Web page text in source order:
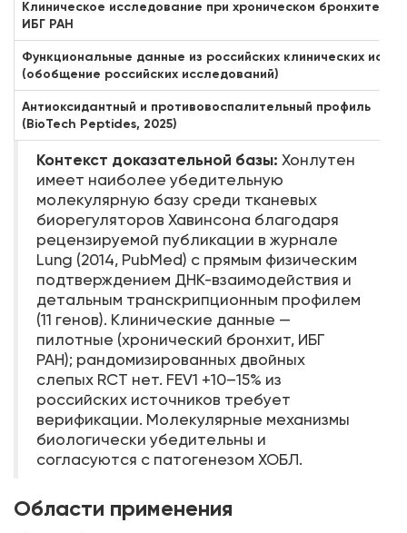
Клиническое исследование при хроническом бронхите
ИБГ РАН
Функциональные данные из российских клинических
(обобщение российских исследований)
Антиоксидантный и противовоспалительный профиль
(BioTech Peptides, 2025)
Контекст доказательной базы: Хонлутен
имеет наиболее убедительную
молекулярную базу среди тканевых
биорегуляторов Хавинсона благодаря
рецензируемой публикации в журнале
Lung (2014, PubMed) с прямым физическим
подтверждением ДНК-взаимодействия и
детальным транскрипционным профилем
(11 генов). Клинические данные —
пилотные (хронический бронхит, ИБГ
РАН); рандомизированных двойных
слепых RCT нет. FEV1 +10–15% из
российских источников требует
верификации. Молекулярные механизмы
биологически убедительны и
согласуются с патогенезом ХОБЛ.
Области применения